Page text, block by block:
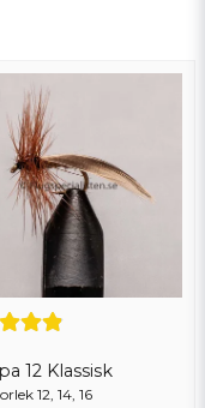
12 Klassisk
12, 14, 16